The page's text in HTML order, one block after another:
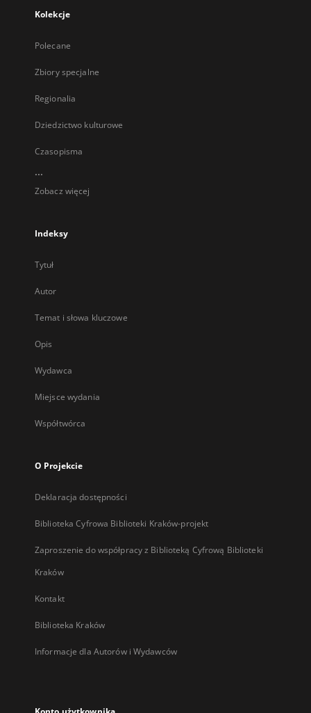
Kolekcje
Polecane
Zbiory specjalne
Regionalia
Dziedzictwo kulturowe
Czasopisma
...
Zobacz więcej
Indeksy
Tytuł
Autor
Temat i słowa kluczowe
Opis
Wydawca
Miejsce wydania
Współtwórca
O Projekcie
Deklaracja dostępności
Biblioteka Cyfrowa Biblioteki Kraków-projekt
Zaproszenie do współpracy z Biblioteką Cyfrową Biblioteki
Kraków
Kontakt
Biblioteka Kraków
Informacje dla Autorów i Wydawców